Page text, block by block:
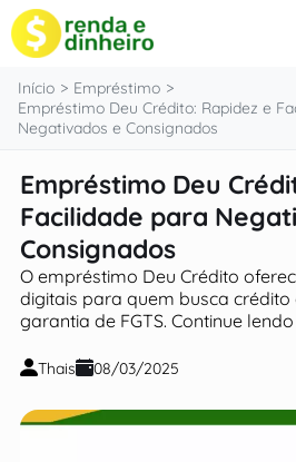
conteúdo
Cartão
Finanças
Seguros
Sobre Nós
Início
Empréstimo
Empréstimo Deu Crédito: Rapidez e
Negativados e Consignados
Empréstimo Deu
Facilidade para
Consignados
O empréstimo Deu Crédito
digitais para quem busca
garantia de FGTS. Continue
Thais 08/03/2025